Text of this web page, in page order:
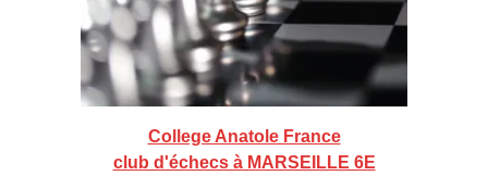
College Anatole France
club d'échecs à MARSEILLE 6E